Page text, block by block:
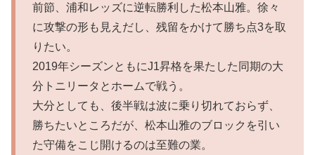
前節、浦和レッズに逆転勝利した松本山雅。徐々
に攻撃の形も見えだし、残留をかけて勝ち点3を取
りたい。
2019年シーズンともにJ1昇格を果たした同期の大
分トニリータとホームで戦う。
大分としても、後半戦は波に乗り切れておらず、
勝ちたいところだが、松本山雅のブロックを引い
た守備をこじ開けるのは至難の業。